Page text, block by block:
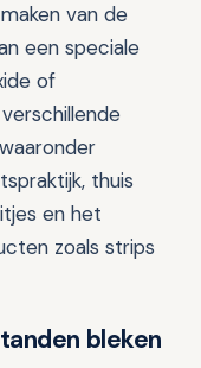
van de
een speciale
of
thuis
en het
zoals strips
bleken